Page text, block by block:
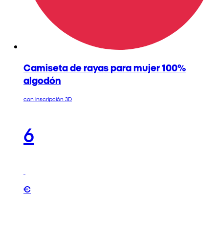
Camiseta de rayas para mujer 100%
algodón
con inscripción 3D
6
€